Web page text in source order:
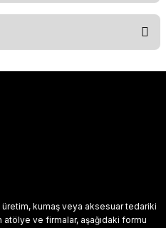
açıklamalarında ve diğer
görüntülenemiyor.
bulunuyor.
pahalı.
kumaş veya aksesuar tedariki
atölye ve firmalar, aşağıdaki formu